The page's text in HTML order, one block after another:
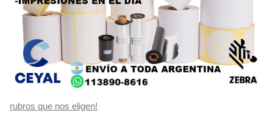
rubros que nos eligen!